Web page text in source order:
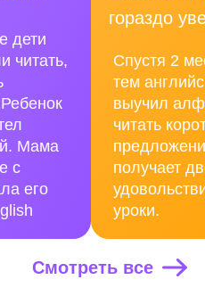
Смотреть все
дети
читать,
Мама
с
его
гораздо
Спустя 2
тем
выучил
читать
получает
уроки.